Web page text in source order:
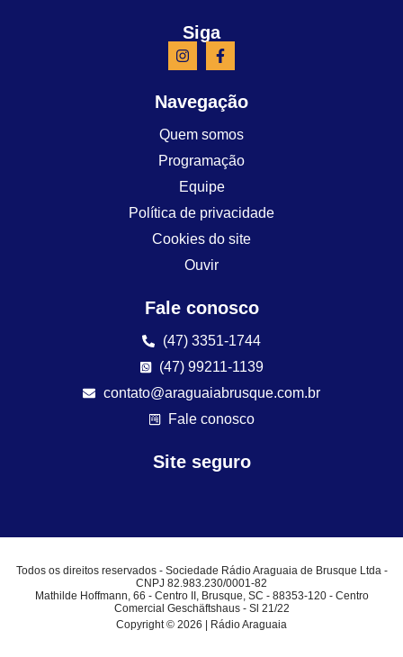
Siga
Navegação
Quem somos
Programação
Equipe
Política de privacidade
Cookies do site
Ouvir
Fale conosco
(47) 3351-1744
(47) 99211-1139
contato@araguaiabrusque.com.br
Fale conosco
Site seguro
Todos os direitos reservados - Sociedade Rádio Araguaia de Brusque Ltda -
CNPJ 82.983.230/0001-82
Mathilde Hoffmann, 66 - Centro II, Brusque, SC - 88353-120 - Centro
Comercial Geschäftshaus - Sl 21/22
Copyright © 2026 | Rádio Araguaia